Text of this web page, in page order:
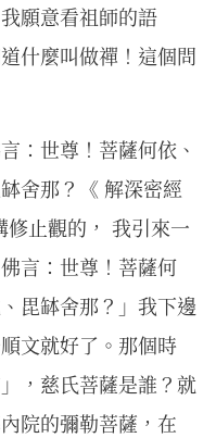
願意看祖師的語
什麼叫做禪！這個問
：世尊！菩薩何依、
舍那？《 解深密經
止觀的， 我引來一
言：世尊！菩薩何
毘缽舍那？」我下邊
文就好了。那個時
，慈氏菩薩是誰？就
院的彌勒菩薩，在